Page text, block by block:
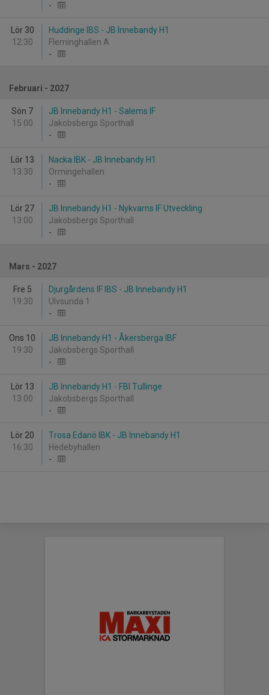
-
Lör 30
12:30
Huddinge IBS - JB Innebandy H1
Fleminghallen A
-
Februari - 2027
Sön 7
15:00
JB Innebandy H1 - Salems IF
Jakobsbergs Sporthall
-
Lör 13
13:30
Nacka IBK - JB Innebandy H1
Ormingehallen
-
Lör 27
13:00
JB Innebandy H1 - Nykvarns IF Utveckling
Jakobsbergs Sporthall
-
Mars - 2027
Fre 5
19:30
Djurgårdens IF IBS - JB Innebandy H1
Ulvsunda 1
-
Ons 10
19:30
JB Innebandy H1 - Åkersberga IBF
Jakobsbergs Sporthall
-
Lör 13
13:00
JB Innebandy H1 - FBI Tullinge
Jakobsbergs Sporthall
-
Lör 20
16:30
Trosa Edanö IBK - JB Innebandy H1
Hedebyhallen
-